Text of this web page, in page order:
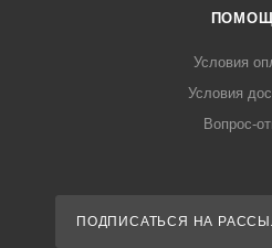
Условия
Условия
Вопрос-
ПОДПИСАТЬСЯ НА